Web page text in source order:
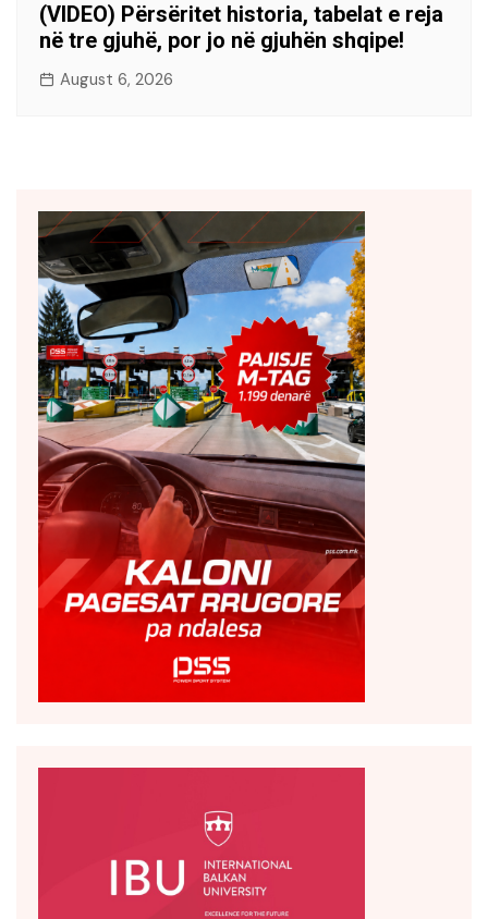
(VIDEO) Përsëritet historia, tabelat e reja
në tre gjuhë, por jo në gjuhën shqipe!
August 6, 2026